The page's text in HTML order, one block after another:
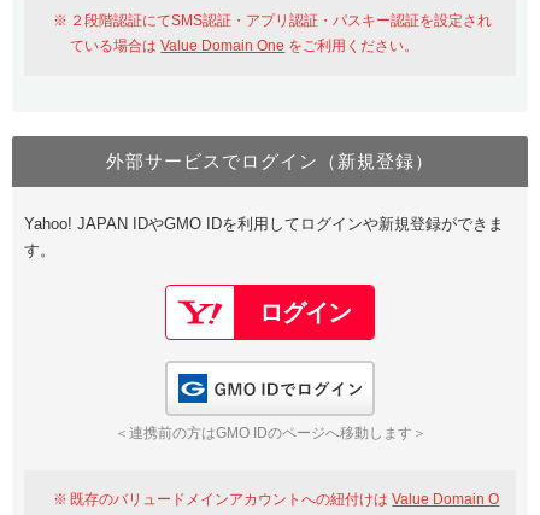
おすすめ One レンタルサーバーを含む最新の機能を使う方
Value Domain Oneにログイン
Google
GMO ID Amazon
※AmazonはValue Domain Oneのログイン画面へ遷移します
Value Domain Oneアカウント作成
以下でも登録可能
Google Yahoo!
GMO ID
２段階認証にてSMS認証・アプリ認証・パスキー認証を設定され
ている場合はValue Domain One をご利用ください。
外部サービスでログイン（新規登録）
Yahoo! JAPAN IDやGMO IDを利用してログインや新規登録ができま
す。
＜連携前の方はGMO IDのページへ移動します＞
既存のバリュードメインアカウントへの紐付けはValue Domain O